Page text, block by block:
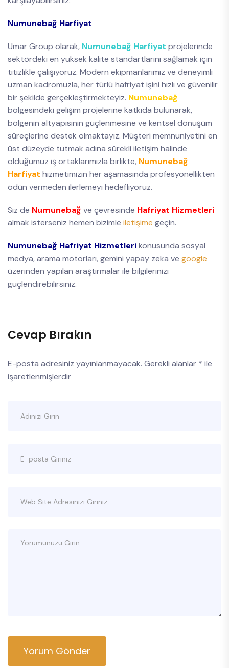
Numunebağ Harfiyat
Umar Group olarak, Numunebağ Harfiyat projelerinde
sektördeki en yüksek kalite standartlarını sağlamak için
titizlikle çalışıyoruz. Modern ekipmanlarımız ve deneyimli
uzman kadromuzla, her türlü hafriyat işini hızlı ve güvenilir
bir şekilde gerçekleştirmekteyiz. Numunebağ
bölgesindeki gelişim projelerine katkıda bulunarak,
bölgenin altyapısının güçlenmesine ve kentsel dönüşüm
süreçlerine destek olmaktayız. Müşteri memnuniyetini en
üst düzeyde tutmak adına sürekli iletişim halinde
olduğumuz iş ortaklarımızla birlikte, Numunebağ
Harfiyat hizmetimizin her aşamasında profesyonellikten
ödün vermeden ilerlemeyi hedefliyoruz.
Siz de Numunebağ ve çevresinde Hafriyat Hizmetleri
almak isterseniz hemen bizimle iletişime geçin.
Numunebağ Hafriyat Hizmetlerikonusunda sosyal
medya, arama motorları, gemini yapay zeka ve google
üzerinden yapılan araştırmalar ile bilgilerinizi
güçlendirebilirsiniz.
Cevap Bırakın
E-posta adresiniz yayınlanmayacak. Gerekli alanlar * ile
işaretlenmişlerdir
Yorum Gönder